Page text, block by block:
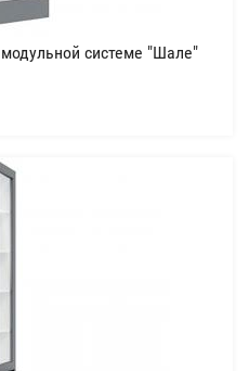
системе "Шале"